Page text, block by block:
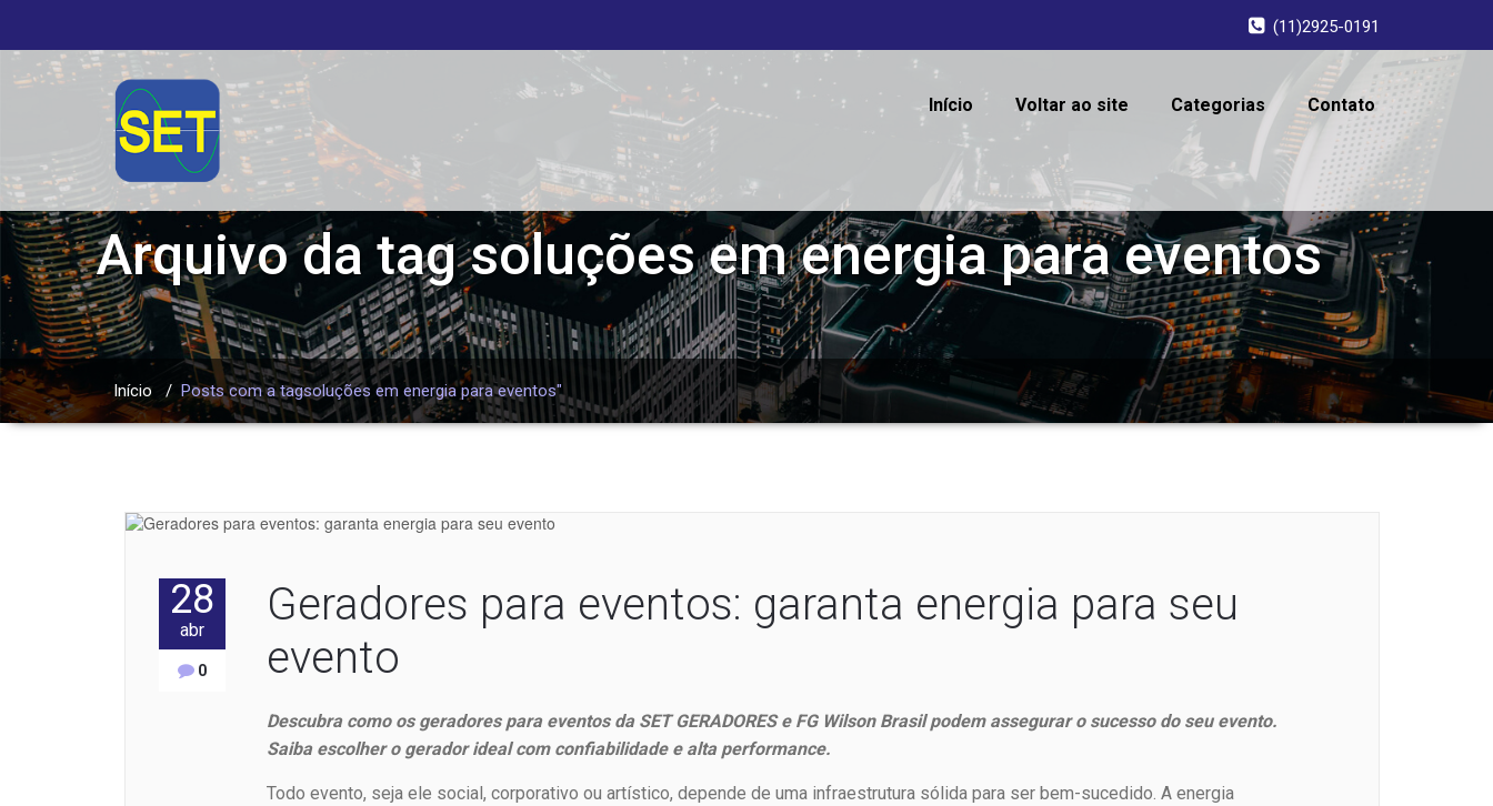
(11)2925-0191
Início Voltar ao site Categorias Contato
Arquivo da tagsoluções em energia para eventos
Início / Posts com a tagsoluções em energia para eventos"
28
abr
0
Geradores para eventos: garanta energia para seu
evento
Descubra como os geradores para eventos da SET GERADORES e FG Wilson Brasil podem assegurar o sucesso do seu evento.
Saiba escolher o gerador ideal com confiabilidade e alta performance.
Todo evento, seja ele social, corporativo ou artístico, depende de uma infraestrutura sólida para ser bem-sucedido. A energia